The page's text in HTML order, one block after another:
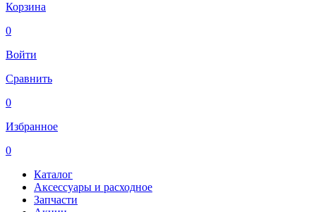
Корзина
0
Войти
Сравнить
0
Избранное
0
Каталог
Аксессуары и расходное
Запчасти